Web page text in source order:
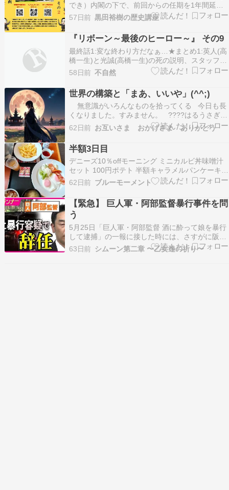
でき）内閣の下で、前回からの任期を1年間延長
したうえで、大東亜戦争中に唯一となった衆議院
の総選挙が行われました。この選挙では、阿部信
行（あべのぶゆき）元首相を会長とする翼賛（よ
くさん）政治体制協議会が推薦（すいせん）する
候補者が、…
57日前 黒田裕樹の歴史講座
『リボーン～最後のヒーロー～』 その9
最終話1:変な終わり方だなぁ…★まとめ1:英人(高
橋一生)と光誠(高橋一生)の死の説明、スタッフは
かなり手こずり結局名案が浮かばなかったに違い
ありません。だから曖昧な、よく分からない終わ
り方になったに違いありません。失敗作、と断定
していいでしょう。タグ 高橋一生 中村アン 小日
向…
58日前 不自然
世界の構築と「まあ、いいや」(^^;)
無意識がいろんなものを拾ってくる 今日も長
くなりました。すみません。 ????はるうさぎ
ことさま、こんばんは。 寝ながらの気付きについ
て。「阿部さんて誰？」というのが15年以上テレ
ビを見てなくて、スポーツの世界にも疎い私の感
覚ですが、私の父がとという人だった…
62日前 お互いさま おかげさま ありがとう
半額3日目
デニーズ10％offモーニング ミニカルビ丼味噌汁
セット 100円ポテト 半額キャラメルパンケーキ
ランクアップ特典の10％offクーポン(22日まで)を
使おうと思って 会計前にアプリを見たら5～7日
限定の10％offが来ていたので そっちを使った。
auPAYたぬきの吉日だった…
62日前 ブルーモーメント
【緊急】 巨人軍・阿部監督暴行事件を問
う
5月25日「巨人軍・阿部監督 酒に酔って娘を暴行
して逮捕」の一報に接した時には、さすがに阪神
ファンの自分もウソだろうと思った。彼は家庭内
DVをやる様な人間じゃない。それとも裏の顔が
63日前 シムーン第二章 〜乙女達の祈り〜